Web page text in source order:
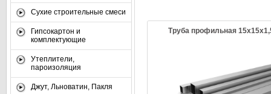
Сухие строительные смеси
Гипсокартон и
комплектующие
Утеплители,
пароизоляция
Джут, Льноватин, Пакля
Труба профильная